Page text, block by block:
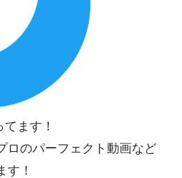
てます！
ロのパーフェクト動画など
す！